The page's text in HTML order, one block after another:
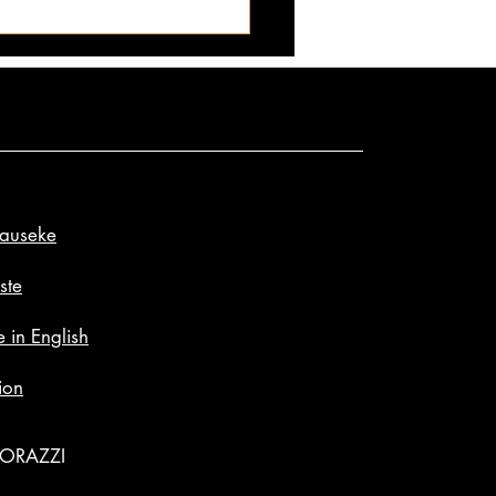
pimu:
Yanaa alkaa biksut
aarteitaan piilottele! ✪
in English